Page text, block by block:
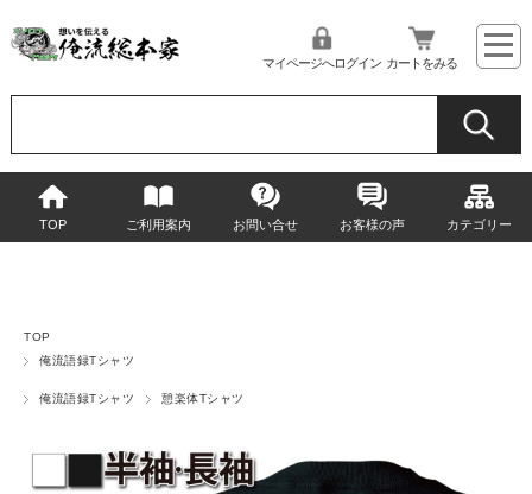
マイページへログイン カートをみる
TOP ご利用案内 お問い合せ お客様の声 カテゴリー
TOP
俺流語録Tシャツ
俺流語録Tシャツ 憩楽体Tシャツ